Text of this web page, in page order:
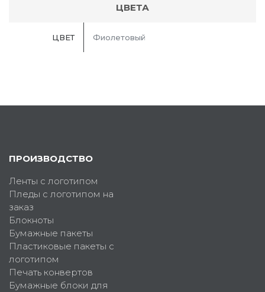
ЦВЕТА
ЦВЕТ Фиолетовый
ПРОИЗВОДСТВО
Ленты с логотипом
Пледы с логотипом на
заказ
Блокноты
Бумажные пакеты
Пластиковые пакеты с
логотипом
Печать конвертов
Бумажные блоки для